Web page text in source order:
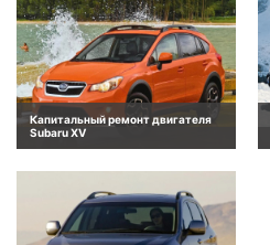
Капитальный ремонт двигателя
Subaru XV